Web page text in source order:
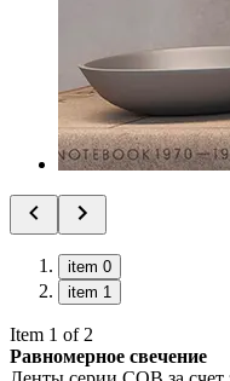
item 0
item 1
Item 1 of 2
Равномерное свечение